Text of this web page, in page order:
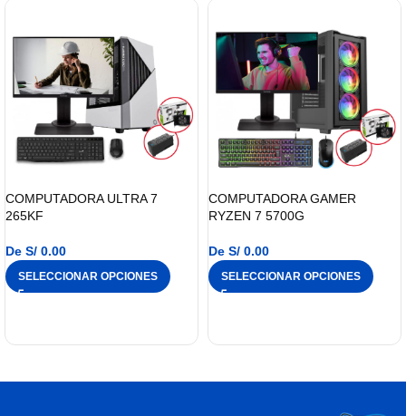
COMPUTADORA ULTRA 7
265KF
De S/ 0.00
SELECCIONAR OPCIONES
COMPUTADORA GAMER
RYZEN 7 5700G
De S/ 0.00
SELECCIONAR OPCIONES